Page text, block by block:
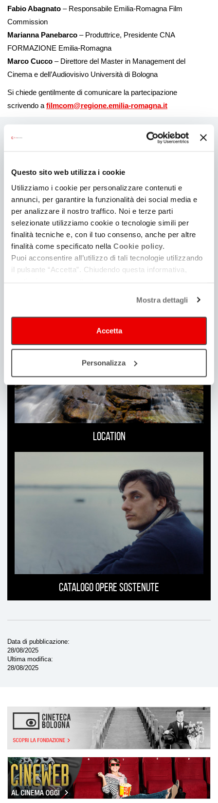
Questo sito web utilizza i cookie
Utilizziamo i cookie per personalizzare contenuti e
annunci, per garantire la funzionalità dei social media e
per analizzare il nostro traffico. Noi e terze parti
selezionate utilizziamo cookie o tecnologie simili per
finalità tecniche e, con il tuo consenso, anche per altre
finalità come specificato nella Cookie policy.
Puoi acconsentire all’utilizzo di tali tecnologie utilizzando
il pulsante “Accetta”. Chiudendo questa informativa,
Mostra dettagli
Accetta
Personalizza
Fabio Abagnato – Responsabile Emilia-Romagna Film
Commission
Marianna Panebarco – Produttrice, Presidente CNA
FORMAZIONE Emilia-Romagna
Marco Cucco – Direttore del Master in Management del
Cinema e dell’Audiovisivo Università di Bologna
Si chiede gentilmente di comunicare la partecipazione
scrivendo a filmcom@regione.emilia-romagna.it
interessare
Guida alla produzione
Location
Catalogo opere sostenute
Data di pubblicazione
28/08/2025
Ultima modifica
28/08/2025